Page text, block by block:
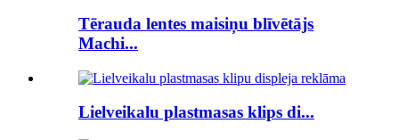
Tērauda lentes maisiņu blīvētājs
Machi...
Lielveikalu plastmasas klips di...